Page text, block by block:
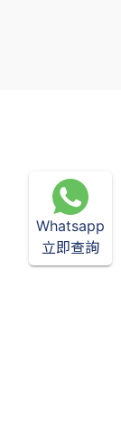
Whatsapp
立即查詢